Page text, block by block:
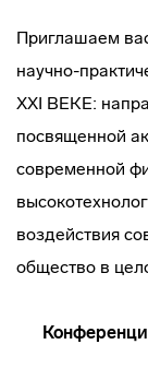
Приглашаем
научно-
XXI ВЕКЕ:
посвященной
современной
воздействия
общество в